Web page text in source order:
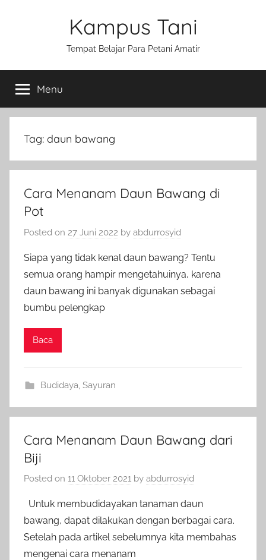
Kampus Tani
Tempat Belajar Para Petani Amatir
Menu
Tag: daun bawang
Cara Menanam Daun Bawang di
Pot
Posted on 27 Juni 2022 by abdurrosyid
Siapa yang tidak kenal daun bawang? Tentu
semua orang hampir mengetahuinya, karena
daun bawang ini banyak digunakan sebagai
bumbu pelengkap
Baca
Budidaya Sayuran
Cara Menanam Daun Bawang dari
Biji
Posted on 11 Oktober 2021 by abdurrosyid
Untuk membudidayakan tanaman daun
bawang, dapat dilakukan dengan berbagai cara.
Setelah pada artikel sebelumnya kita membahas
mengenai cara menanam